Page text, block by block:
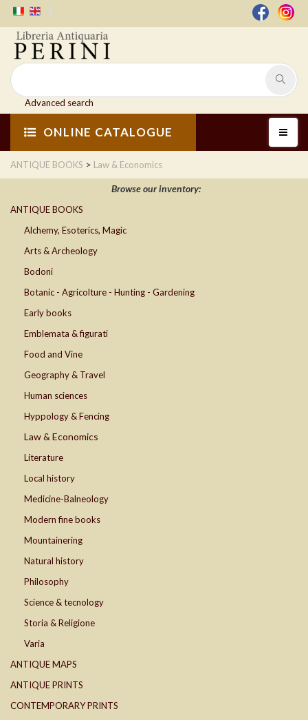
Advanced search
ONLINE CATALOGUE
ANTIQUE BOOKS > Law & Economics
Browse our inventory:
ANTIQUE BOOKS
Alchemy, Esoterics, Magic
Arts & Archeology
Bodoni
Botanic - Agricolture - Hunting - Gardening
Early books
Emblemata & figurati
Food and Vine
Geography & Travel
Human sciences
Hyppology & Fencing
Law & Economics
Literature
Local history
Medicine-Balneology
Modern fine books
Mountainering
Natural history
Philosophy
Science & tecnology
Storia & Religione
Varia
ANTIQUE MAPS
ANTIQUE PRINTS
CONTEMPORARY PRINTS